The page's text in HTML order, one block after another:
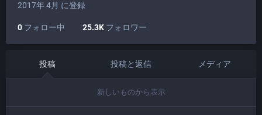
2017年 4月 に登録
0 フォロー中 25.3K フォロワー
投稿 投稿と返信 メディア
新しいものから表示